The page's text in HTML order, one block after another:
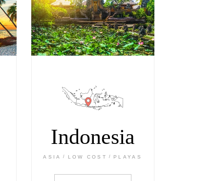
Indonesia
ASIA LOW COST PLAYAS